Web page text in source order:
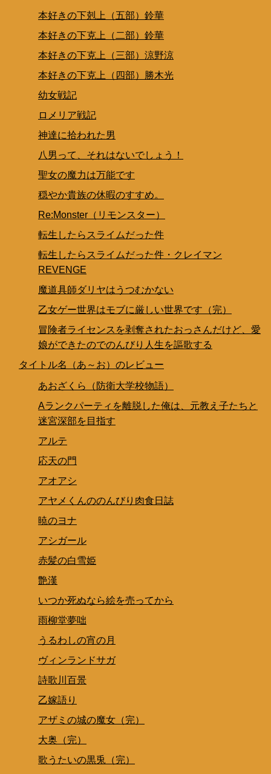
本好きの下剋上（五部）鈴華
本好きの下克上（二部）鈴華
本好きの下克上（三部）涼野涼
本好きの下克上（四部）勝木光
幼女戦記
ロメリア戦記
神達に拾われた男
八男って、それはないでしょう！
聖女の魔力は万能です
穏やか貴族の休暇のすすめ。
Re:Monster（リモンスター）
転生したらスライムだった件
転生したらスライムだった件・クレイマン
REVENGE
魔道具師ダリヤはうつむかない
乙女ゲー世界はモブに厳しい世界です（完）
冒険者ライセンスを剥奪されたおっさんだけど、愛
娘ができたのでのんびり人生を謳歌する
タイトル名（あ～お）のレビュー
あおざくら（防衛大学校物語）
Aランクパーティを離脱した俺は、元教え子たちと
迷宮深部を目指す
アルテ
応天の門
アオアシ
アヤメくんののんびり肉食日誌
暁のヨナ
アシガール
赤髪の白雪姫
艶漢
いつか死ぬなら絵を売ってから
雨柳堂夢咄
うるわしの宵の月
ヴィンランドサガ
詩歌川百景
乙嫁語り
アザミの城の魔女（完）
大奥（完）
歌うたいの黒兎（完）